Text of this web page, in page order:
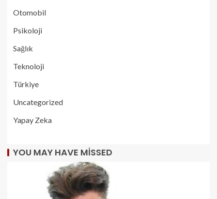
Otomobil
Psikoloji
Sağlık
Teknoloji
Türkiye
Uncategorized
Yapay Zeka
YOU MAY HAVE MISSED